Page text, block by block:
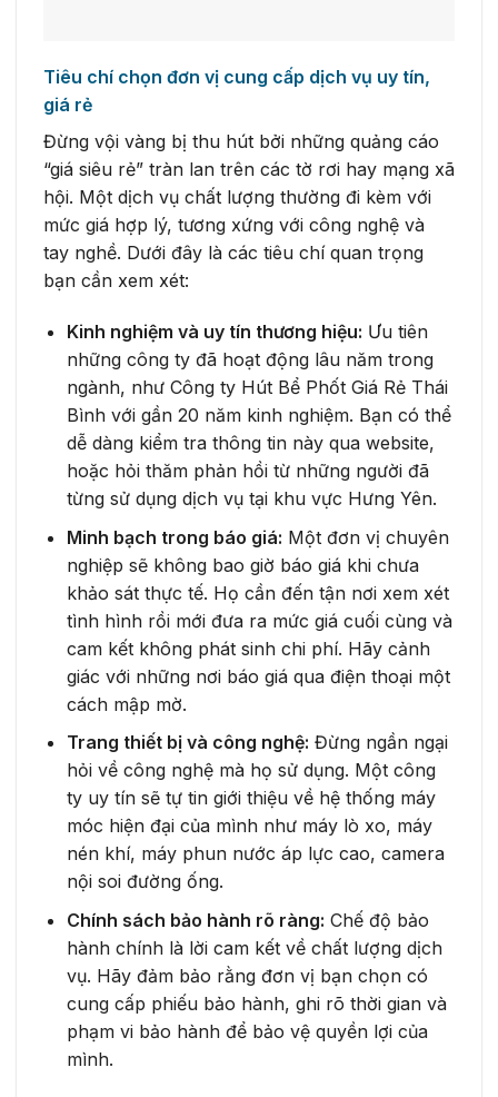
Tiêu chí chọn đơn vị cung cấp dịch vụ uy tín,
giá rẻ
Đừng vội vàng bị thu hút bởi những quảng cáo
“giá siêu rẻ” tràn lan trên các tờ rơi hay mạng xã
hội. Một dịch vụ chất lượng thường đi kèm với
mức giá hợp lý, tương xứng với công nghệ và
tay nghề. Dưới đây là các tiêu chí quan trọng
bạn cần xem xét:
Kinh nghiệm và uy tín thương hiệu: Ưu tiên
những công ty đã hoạt động lâu năm trong
ngành, như Công ty Hút Bể Phốt Giá Rẻ Thái
Bình với gần 20 năm kinh nghiệm. Bạn có thể
dễ dàng kiểm tra thông tin này qua website,
hoặc hỏi thăm phản hồi từ những người đã
từng sử dụng dịch vụ tại khu vực Hưng Yên.
Minh bạch trong báo giá: Một đơn vị chuyên
nghiệp sẽ không bao giờ báo giá khi chưa
khảo sát thực tế. Họ cần đến tận nơi xem xét
tình hình rồi mới đưa ra mức giá cuối cùng và
cam kết không phát sinh chi phí. Hãy cảnh
giác với những nơi báo giá qua điện thoại một
cách mập mờ.
Trang thiết bị và công nghệ: Đừng ngần ngại
hỏi về công nghệ mà họ sử dụng. Một công
ty uy tín sẽ tự tin giới thiệu về hệ thống máy
móc hiện đại của mình như máy lò xo, máy
nén khí, máy phun nước áp lực cao, camera
nội soi đường ống.
Chính sách bảo hành rõ ràng: Chế độ bảo
hành chính là lời cam kết về chất lượng dịch
vụ. Hãy đảm bảo rằng đơn vị bạn chọn có
cung cấp phiếu bảo hành, ghi rõ thời gian và
phạm vi bảo hành để bảo vệ quyền lợi của
mình.